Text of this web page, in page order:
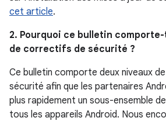
cet article.
2. Pourquoi ce bulletin
de correctifs de sécurité ?
Ce bulletin comporte deux niveaux
sécurité afin que les partenaires
plus rapidement un sous-ensemble
tous les appareils Android. Nous